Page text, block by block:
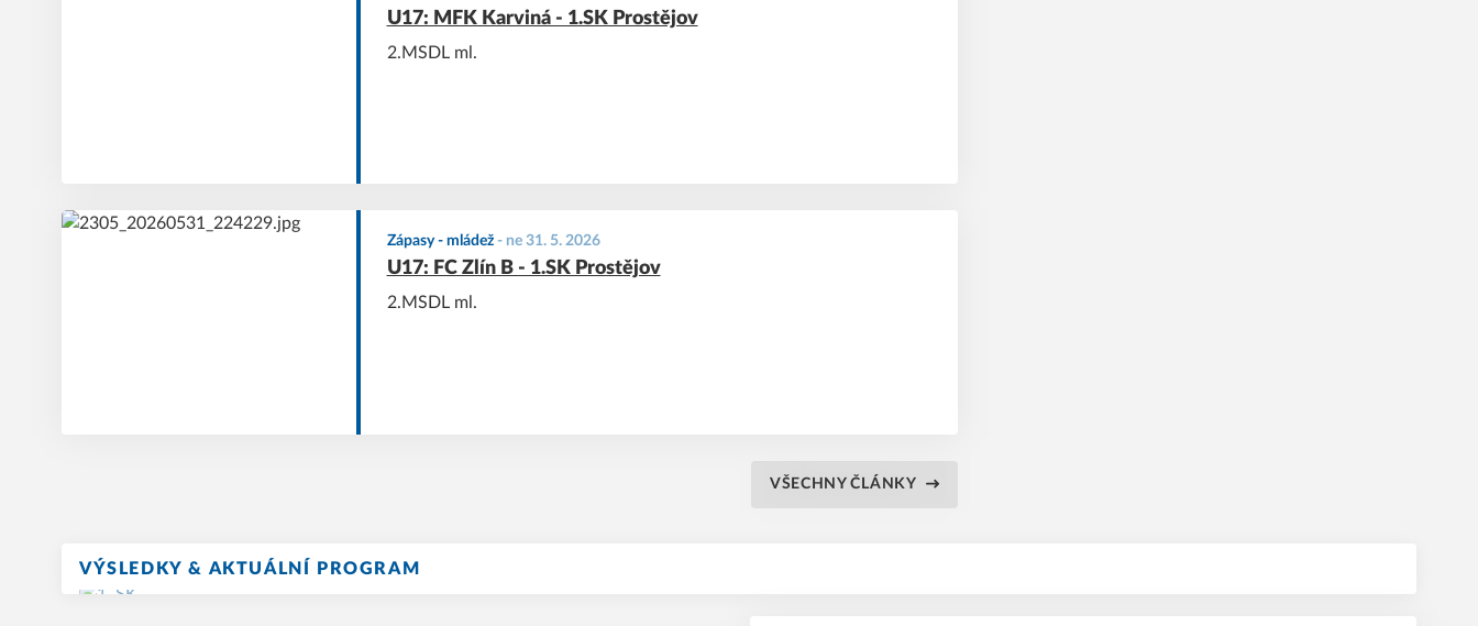
U17: MFK Karviná - 1.SK Prostějov
2.MSDL ml.
Zápasy - mládež- ne 31. 5. 2026
U17: FC Zlín B - 1.SK Prostějov
2.MSDL ml.
VŠECHNY ČLÁNKY
VÝSLEDKY & AKTUÁLNÍ PROGRAM